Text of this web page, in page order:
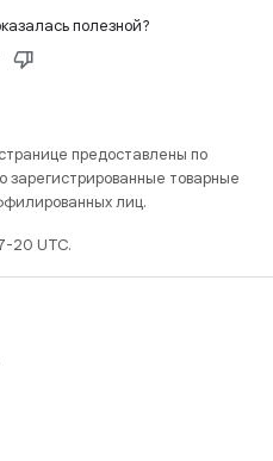
полезной?
предоставлены по
зарегистрированные товарные
лиц.
20 UTC.